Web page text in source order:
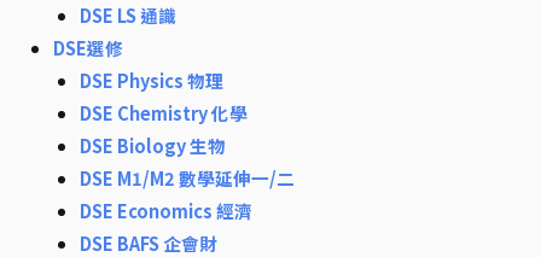
DSE LS 通識
DSE選修
DSE Physics 物理
DSE Chemistry 化學
DSE Biology 生物
DSE M1/M2 數學延伸一/二
DSE Economics 經濟
DSE BAFS 企會財